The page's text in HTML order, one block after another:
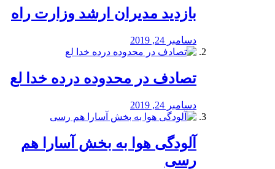
بازدید مدیران ارشد وزارت راه
دسامبر 24, 2019
تصادف در محدوده درده خدا لع
دسامبر 24, 2019
آلودگی هوا به بخش آسارا هم
رسی